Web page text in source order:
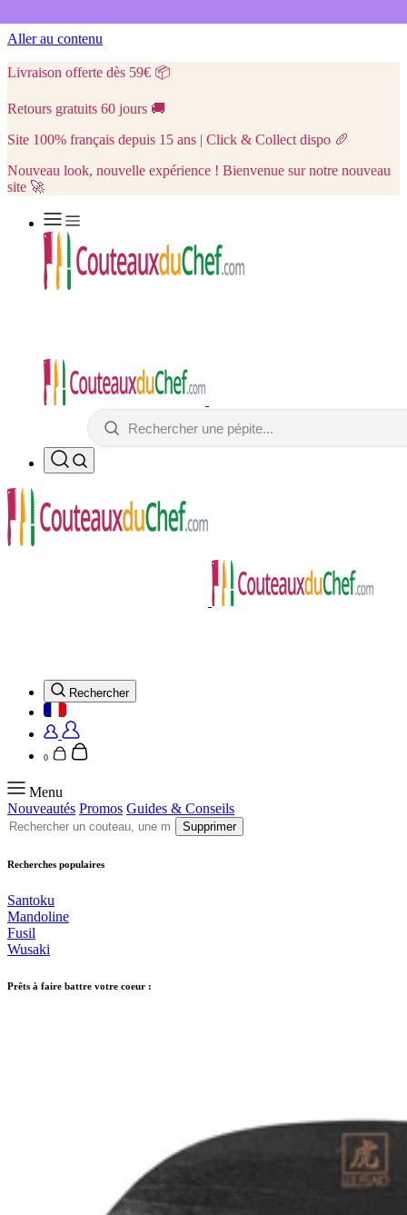
Aller au contenu
Livraison offerte dès 59€ 📦
Retours gratuits 60 jours 🚚
Site 100% français depuis 15 ans | Click & Collect dispo 🥖
Nouveau look, nouvelle expérience ! Bienvenue sur notre nouveau
site 🚀
Rechercher
0
Menu
Nouveautés Promos Guides & Conseils
Supprimer
Recherches populaires
Santoku
Mandoline
Fusil
Wusaki
Prêts à faire battre votre coeur :